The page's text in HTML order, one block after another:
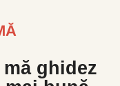
ghidez